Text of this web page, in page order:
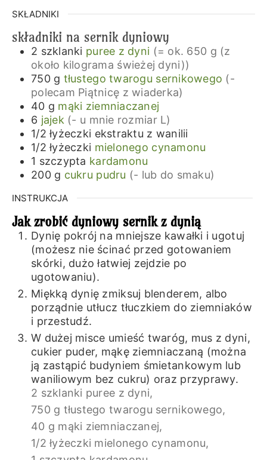
SKŁADNIKI
składniki na sernik dyniowy
2 szklanki puree z dyni (= ok. 650 g (z
około kilograma świeżej dyni))
750 g tłustego twarogu sernikowego (-
polecam Piątnicę z wiaderka)
40 g mąki ziemniaczanej
6 jajek (- u mnie rozmiar L)
1/2 łyżeczki ekstraktu z wanilii
1/2 łyżeczki mielonego cynamonu
1 szczypta kardamonu
200 g cukru pudru (- lub do smaku)
INSTRUKCJA
Jak zrobić dyniowy sernik z dynią
Dynię pokrój na mniejsze kawałki i ugotuj
(możesz nie ścinać przed gotowaniem
skórki, dużo łatwiej zejdzie po
ugotowaniu).
Miękką dynię zmiksuj blenderem, albo
porządnie utłucz tłuczkiem do ziemniaków
i przestudź.
W dużej misce umieść twaróg, mus z dyni,
cukier puder, mąkę ziemniaczaną (można
ją zastąpić budyniem śmietankowym lub
waniliowym bez cukru) oraz przyprawy.
2 szklanki puree z dyni,
750 g tłustego twarogu sernikowego,
40 g mąki ziemniaczanej,
1/2 łyżeczki mielonego cynamonu,